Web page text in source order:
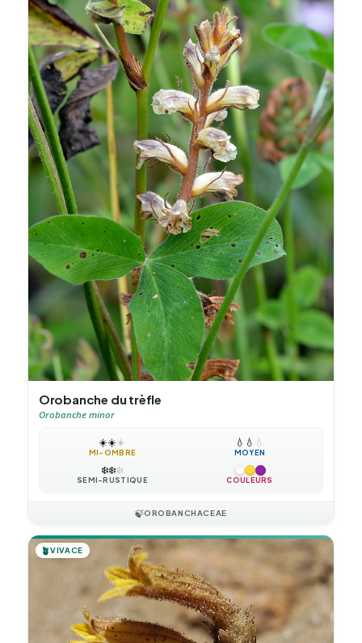
Orobanche du trèfle
Orobanche minor
☀️☀️☀️
MI-OMBRE
💧 💧 💧
MOYEN
❄️❄️❄️
SEMI-RUSTIQUE COULEURS
🍃OROBANCHACEAE
🪴VIVACE